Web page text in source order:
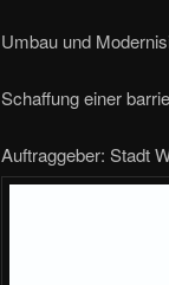
Umbau und
Schaffung einer
Auftraggeber: Stadt